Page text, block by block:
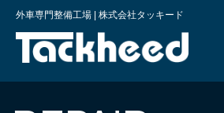
外車専門整備工場 | 株式会社タッキード